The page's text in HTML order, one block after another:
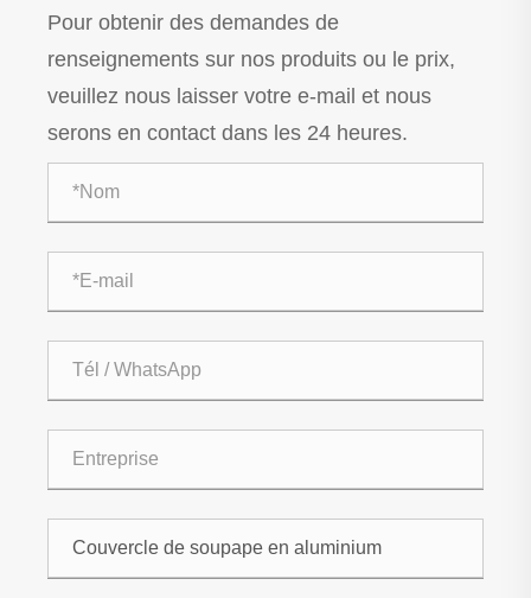
Pour obtenir des demandes de
renseignements sur nos produits ou le prix,
veuillez nous laisser votre e-mail et nous
serons en contact dans les 24 heures.